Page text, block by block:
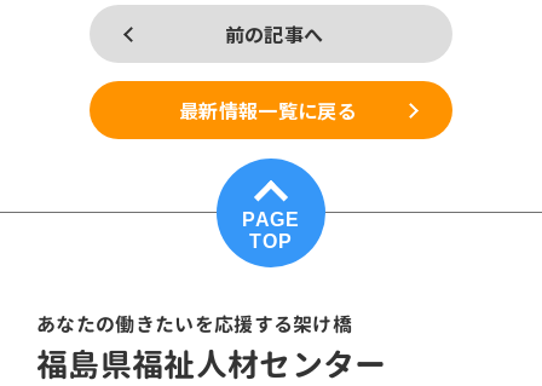
前の記事へ
最新情報一覧に戻る
PAGE
TOP
あなたの働きたいを応援する架け橋
福島県福祉人材センター